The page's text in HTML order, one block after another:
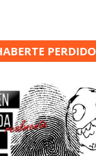
PERDIDO